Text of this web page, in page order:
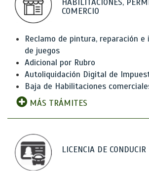
HABILITACIONES,
COMERCIO
Reclamo de pintura, reparación e
de juegos
Adicional por Rubro
Autoliquidación Digital de
Baja de Habilitaciones
MÁS TRÁMITES
LICENCIA DE CONDUCIR